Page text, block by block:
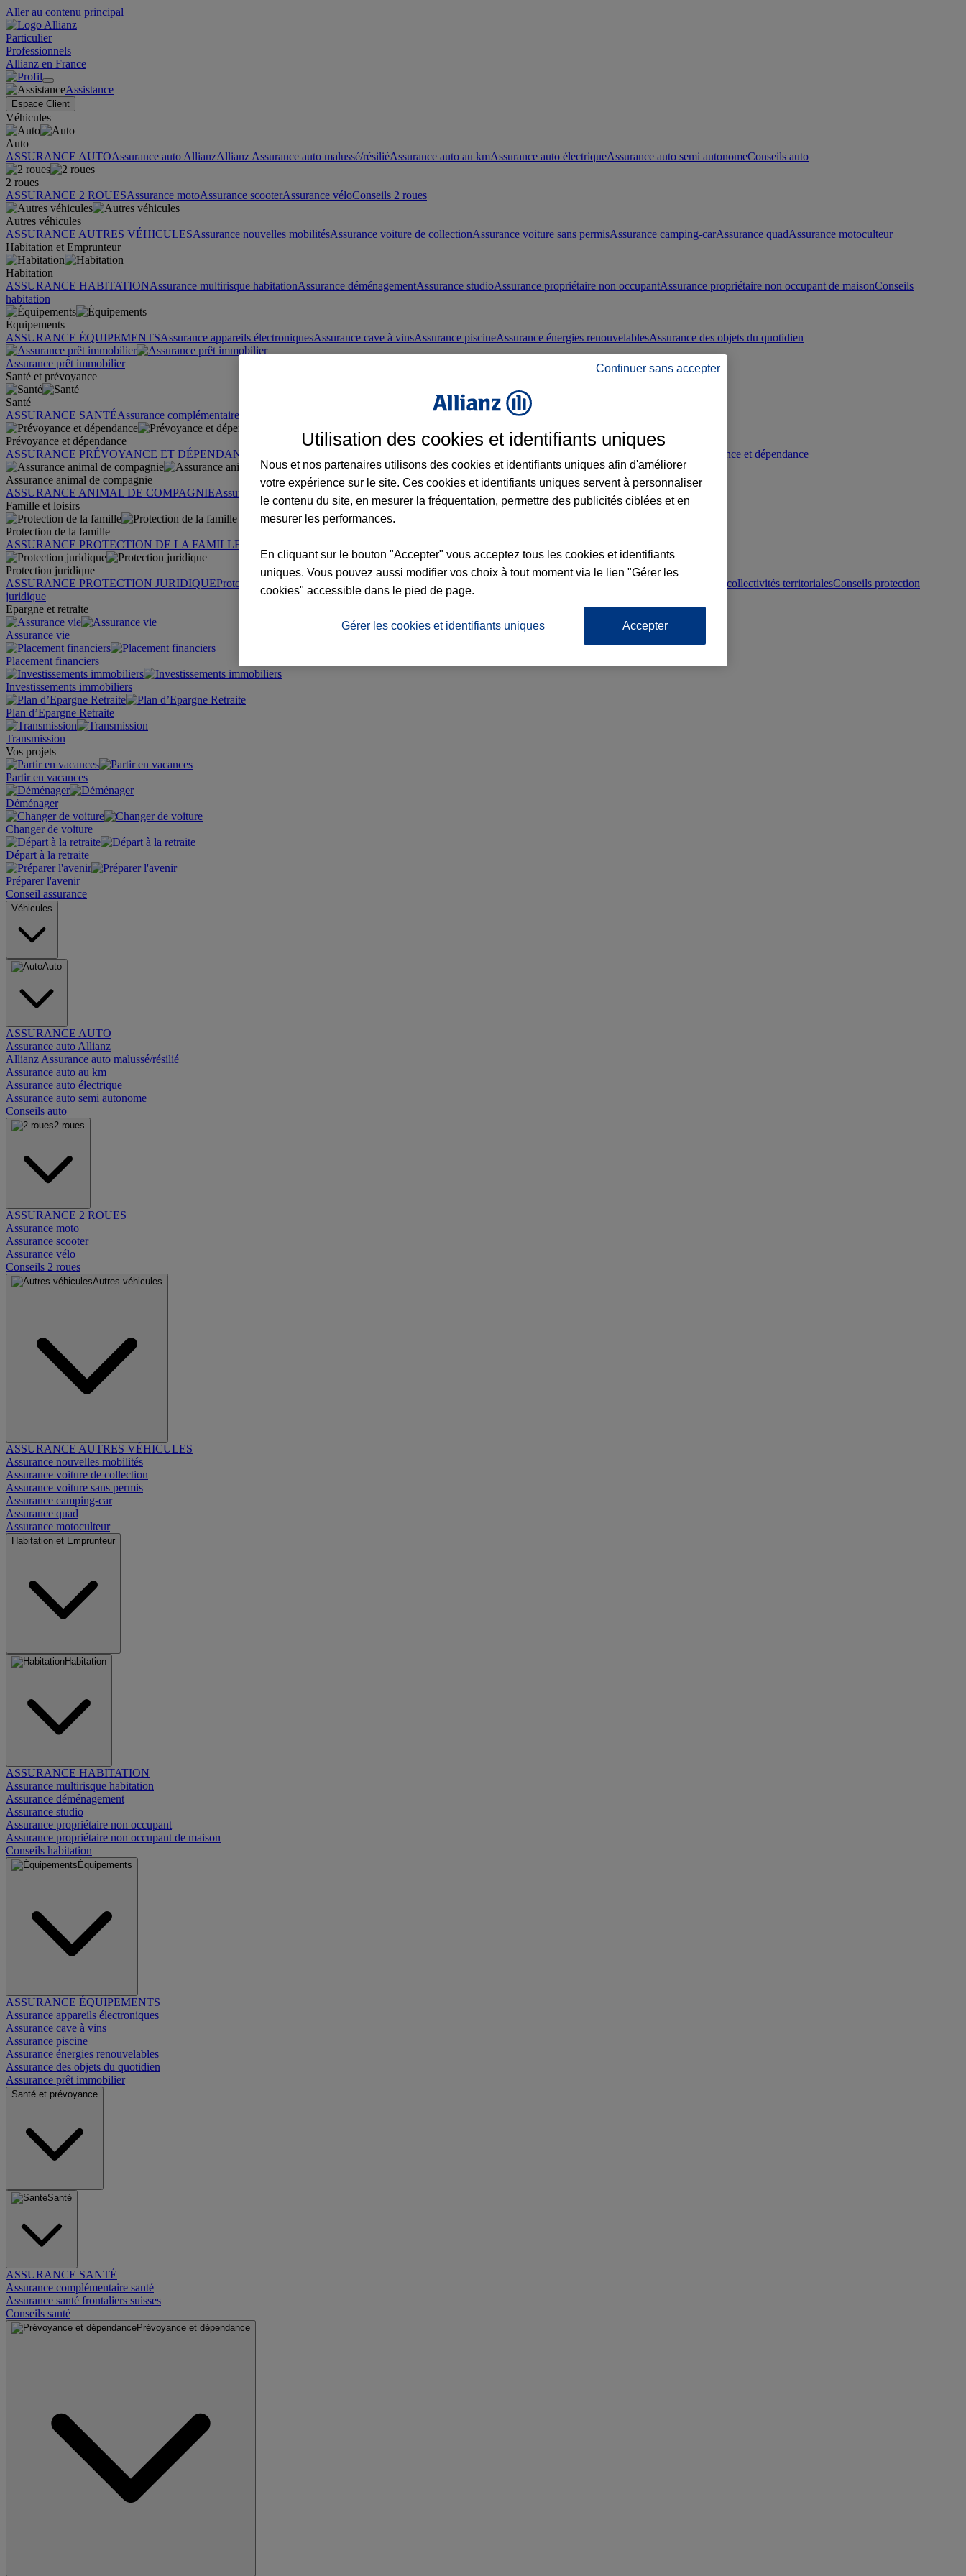
Aller au contenu principal
Particulier
Professionnels
Allianz en France
Assistance
Espace Client
Véhicules
Auto
ASSURANCE AUTOAssurance auto AllianzAllianz Assurance auto malussé/résiliéAssurance auto au kmAssurance auto électriqueAssurance auto semi autonomeConseils auto
2 roues
ASSURANCE 2 ROUESAssurance motoAssurance scooterAssurance véloConseils 2 roues
Autres véhicules
ASSURANCE AUTRES VÉHICULESAssurance nouvelles mobilitésAssurance voiture de collectionAssurance voiture sans permisAssurance camping-carAssurance quadAssurance motoculteur
Habitation et Emprunteur
Habitation
ASSURANCE HABITATIONAssurance multirisque habitationAssurance déménagementAssurance studioAssurance propriétaire non occupantAssurance propriétaire non occupant de maisonConseils
habitation
Équipements
ASSURANCE ÉQUIPEMENTSAssurance appareils électroniquesAssurance cave à vinsAssurance piscineAssurance énergies renouvelablesAssurance des objets du quotidien
Assurance prêt immobilier
Santé et prévoyance
Santé
ASSURANCE SANTÉAssurance complémentaire santé Conseils santé
Prévoyance et dépendance
ASSURANCE PRÉVOYANCE ET DÉPENDANCE
Conseils prévoyance et dépendance
Assurance animal de compagnie
ASSURANCE ANIMAL DE COMPAGNIEAssurance chien Assurance chat
Conseils animal de compagnie
Famille et loisirs
Protection de la famille
ASSURANCE PROTECTION DE LA FAMILLE
Protection juridique
ASSURANCE PROTECTION JURIDIQUEProtection juridique particuliers Protection juridique immobilière Protection juridique collectivités territorialesConseils protection
juridique
Epargne et retraite
Assurance vie
Placement financiers
Investissements immobiliers
Plan d’Epargne Retraite
Transmission
Vos projets
Partir en vacances
Déménager
Changer de voiture
Départ à la retraite
Préparer l'avenir
Conseil assurance
Véhicules
Auto
ASSURANCE AUTO
Assurance auto Allianz
Allianz Assurance auto malussé/résilié
Assurance auto au km
Assurance auto électrique
Assurance auto semi autonome
Conseils auto
2 roues
ASSURANCE 2 ROUES
Assurance moto
Assurance scooter
Assurance vélo
Conseils 2 roues
Autres véhicules
ASSURANCE AUTRES VÉHICULES
Assurance nouvelles mobilités
Assurance voiture de collection
Assurance voiture sans permis
Assurance camping-car
Assurance quad
Assurance motoculteur
Habitation et Emprunteur
Habitation
ASSURANCE HABITATION
Assurance multirisque habitation
Assurance déménagement
Assurance studio
Assurance propriétaire non occupant
Assurance propriétaire non occupant de maison
Conseils habitation
Équipements
ASSURANCE ÉQUIPEMENTS
Assurance appareils électroniques
Assurance cave à vins
Assurance piscine
Assurance énergies renouvelables
Assurance des objets du quotidien
Assurance prêt immobilier
Santé et prévoyance
Santé
ASSURANCE SANTÉ
Assurance complémentaire santé
Assurance santé frontaliers suisses
Conseils santé
Prévoyance et dépendance
Continuer sans accepter
Utilisation des cookies et identifiants uniques
Nous et nos partenaires utilisons des cookies et identifiants uniques afin d'améliorer
votre expérience sur le site. Ces cookies et identifiants uniques servent à personnaliser
le contenu du site, en mesurer la fréquentation, permettre des publicités ciblées et en
mesurer les performances.
En cliquant sur le bouton "Accepter" vous acceptez tous les cookies et identifiants
uniques. Vous pouvez aussi modifier vos choix à tout moment via le lien "Gérer les
cookies" accessible dans le pied de page.
Gérer les cookies et identifiants uniques Accepter